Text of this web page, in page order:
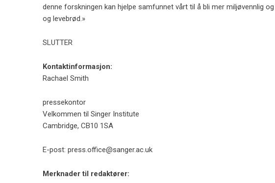
denne forskningen kan hjelpe samfunnet vårt til å bli mer miljøvennlig
og levebrød.»
SLUTTER
Kontaktinformasjon:
Rachael Smith
pressekontor
Velkommen til Singer Institute
Cambridge, CB10 1SA
E-post: press.office@sanger.ac.uk
Merknader til redaktører: